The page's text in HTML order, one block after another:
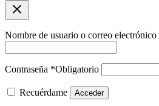
Nombre de usuario o correo electrónico
Contraseña *Obligatorio
Recuérdame Acceder